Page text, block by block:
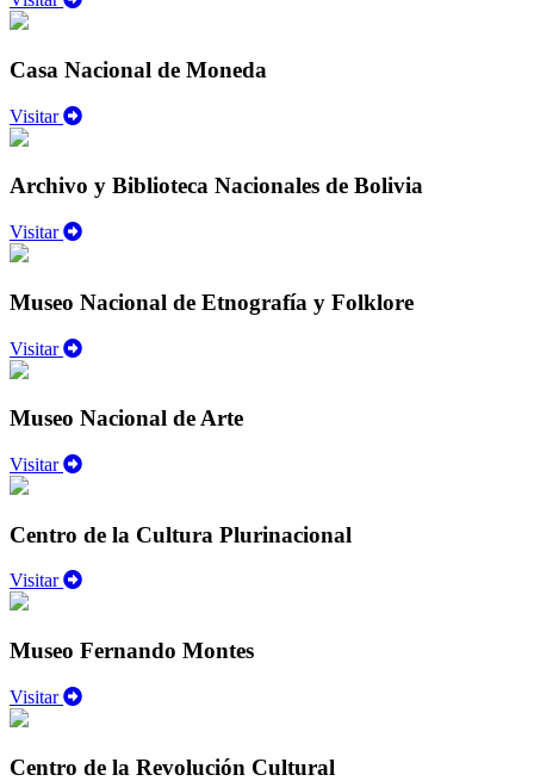
Casa Nacional de Moneda
Visitar
Archivo y Biblioteca Nacionales de Bolivia
Visitar
Museo Nacional de Etnografía y Folklore
Visitar
Museo Nacional de Arte
Visitar
Centro de la Cultura Plurinacional
Visitar
Museo Fernando Montes
Visitar
Centro de la Revolución Cultural